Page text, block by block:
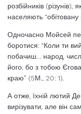
розбійників
населяють “обітовану
Одночасно Мойсей
боротися: “Коли ти
побачиш… народ,
його, бо з тобою
краю” (5М., 20: 1).
А отже, їхній лютий
вирізувати, але він